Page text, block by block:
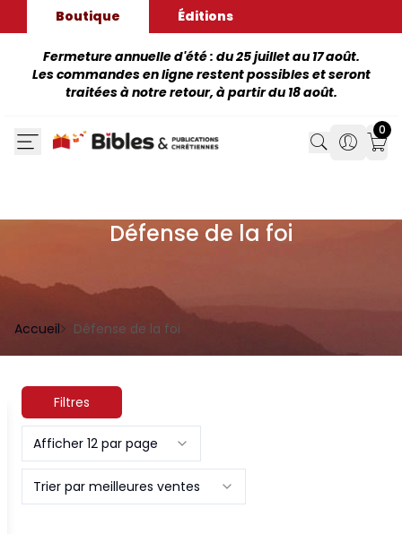
Boutique Éditions
Fermeture annuelle d'été : du 25 juillet au 17 août.
Les commandes en ligne restent possibles et seront
traitées à notre retour, à partir du 18 août.
Search
Search
0
Défense de la foi
Accueil Défense de la foi
Filtres
Afficher 12 par page
Trier par meilleures ventes